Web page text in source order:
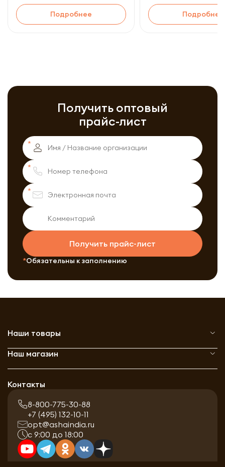
Подробнее Подробнее
Получить оптовый
прайс-лист
Получить прайс-лист
Обязательны к заполнению
Наши товары
Наш магазин
Контакты
8-800-775-30-88
+7 (495) 132-10-11
opt@ashaindia.ru
с 9:00 до 18:00